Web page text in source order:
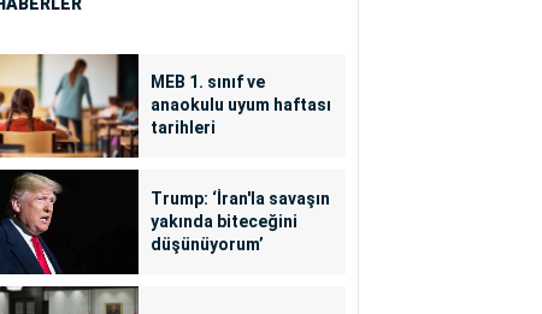
MEB 1. sınıf ve
anaokulu uyum haftası
tarihleri
Trump: ‘İran'la savaşın
yakında biteceğini
düşünüyorum’